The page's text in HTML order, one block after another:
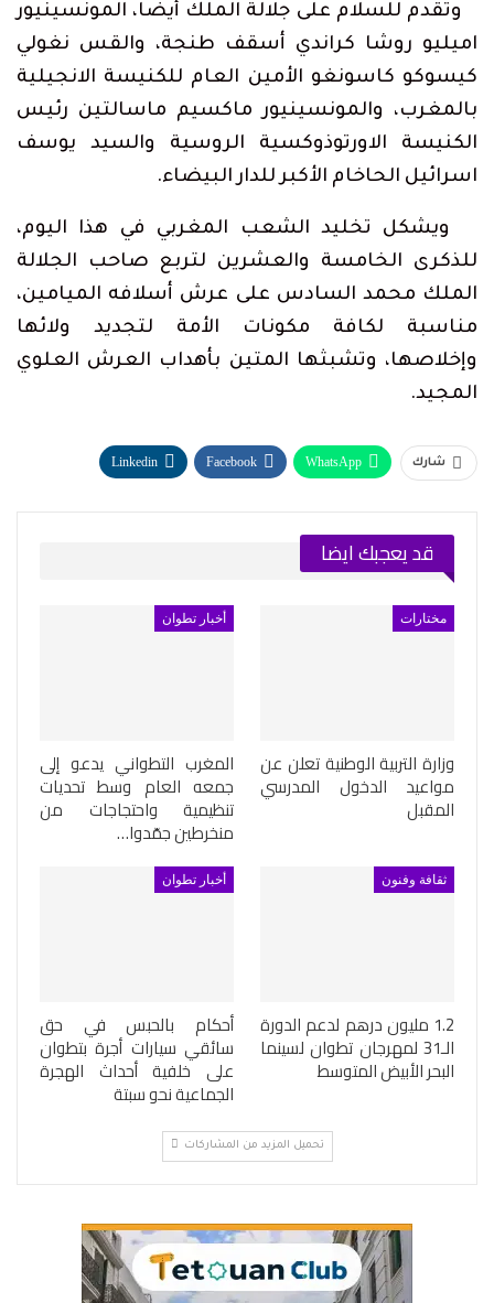
وتقدم للسلام على جلالة الملك أيضا، المونسينيور
اميليو روشا كراندي أسقف طنجة، والقس نغولي
كيسوكو كاسونغو الأمين العام للكنيسة الانجيلية
بالمغرب، والمونسينيور ماكسيم ماسالتين رئيس
الكنيسة الاورتوذوكسية الروسية والسيد يوسف
اسرائيل الحاخام الأكبر للدار البيضاء.
ويشكل تخليد الشعب المغربي في هذا اليوم،
للذكرى الخامسة والعشرين لتربع صاحب الجلالة
الملك محمد السادس على عرش أسلافه الميامين،
مناسبة لكافة مكونات الأمة لتجديد ولائها
وإخلاصها، وتشبثها المتين بأهداب العرش العلوي
المجيد.
شارك WhatsApp
Facebook
Linkedin
قد يعجبك ايضا
مختارات
وزارة التربية الوطنية تعلن عن
مواعيد الدخول المدرسي
المقبل
أخبار تطوان
المغرب التطواني يدعو إلى
جمعه العام وسط تحديات
تنظيمية واحتجاجات من
منخرطين جمّدوا…
ثقافة وفنون
1.2 مليون درهم لدعم الدورة
الـ31 لمهرجان تطوان لسينما
البحر الأبيض المتوسط
أخبار تطوان
أحكام بالحبس في حق
سائقي سيارات أجرة بتطوان
على خلفية أحداث الهجرة
الجماعية نحو سبتة
تحميل المزيد من المشاركات